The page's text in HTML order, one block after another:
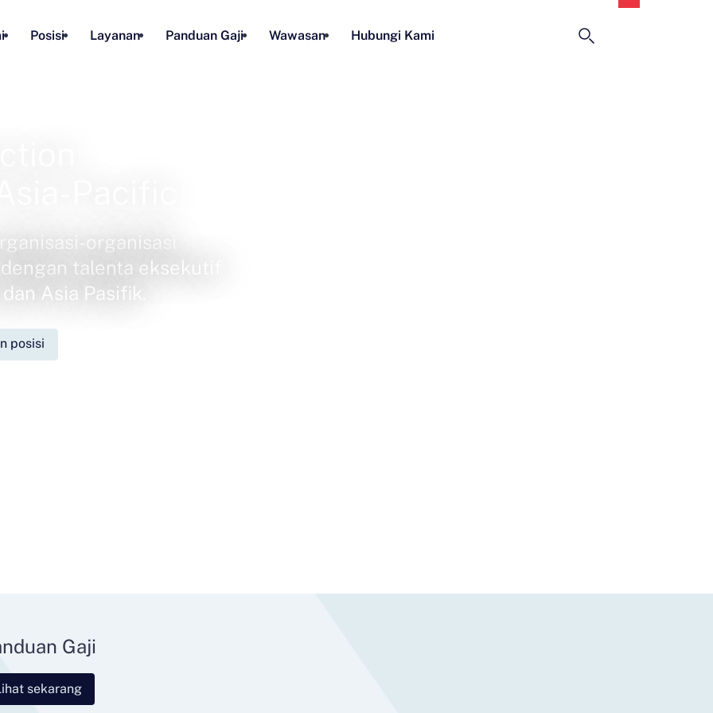
Posisi Layanan Panduan Gaji Wawasan Hubungi Kami
organisasi
talenta eksekutif
Asia Pasifik.
posisi
Gaji
sekarang